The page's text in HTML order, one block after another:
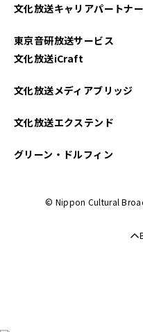
文化放送キャリアパートナ
東京音研放送サービス
文化放送iCraft
文化放送メディアブリッジ
文化放送エクステンド
グリーン・ドルフィン
© Nippon Cultural